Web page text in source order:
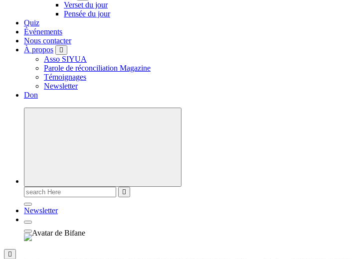
Verset du jour
Pensée du jour
Quiz
Événements
Nous contacter
À propos
Asso SIYUA
Parole de réconciliation Magazine
Témoignages
Newsletter
Don
Newsletter